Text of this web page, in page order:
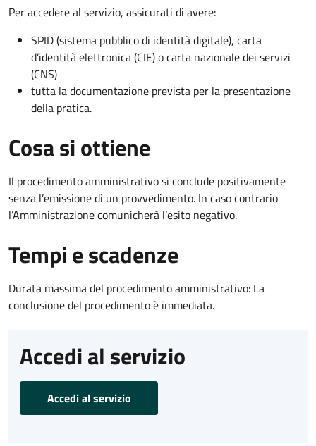
Per accedere al servizio, assicurati di avere:
SPID (sistema pubblico di identità digitale), carta
d’identità elettronica (CIE) o carta nazionale dei servizi
(CNS)
tutta la documentazione prevista per la presentazione
della pratica.
Cosa si ottiene
Il procedimento amministrativo si conclude positivamente
senza l’emissione di un provvedimento. In caso contrario
l’Amministrazione comunicherà l’esito negativo.
Tempi e scadenze
Durata massima del procedimento amministrativo: La
conclusione del procedimento è immediata.
Accedi al servizio
Accedi al servizio